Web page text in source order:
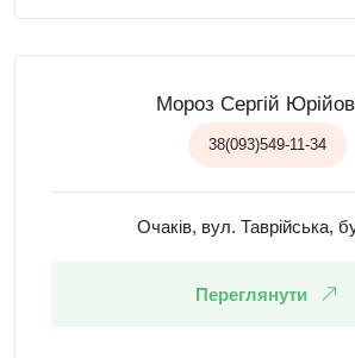
Мороз Сергій
38(093)549-11-34
Очаків, вул. Таврійська,
Переглянути